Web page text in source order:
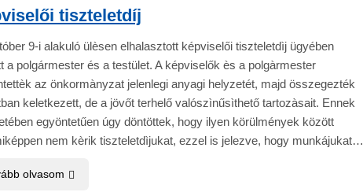
tiszteletdíj
9-i alakuló ülèsen elhalasztott képviselői tiszteletdìj ügyében
a polgármester és a testület. A képviselők ès a polgàrmester
az önkormànyzat jelenlegi anyagi helyzetét, majd összegezték
keletkezett, de a jövőt terhelő valószìnűsìthető tartozàsait. Ennek
egyöntetűen úgy döntöttek, hogy ilyen körülmények között
nem kèrik tiszteletdìjukat, ezzel is jelezve, hogy munkájukat…
olvasom